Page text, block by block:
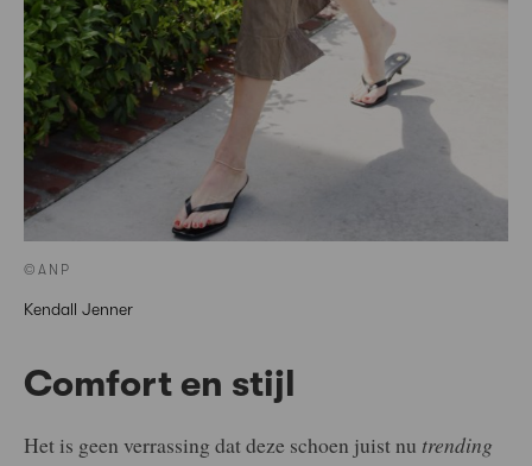
©ANP
Kendall Jenner
Comfort en stijl
Het is geen verrassing dat deze schoen juist nu trending